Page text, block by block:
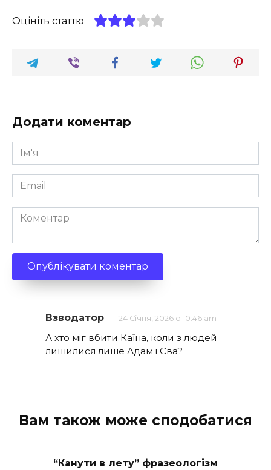
Оцініть статтю
Додати коментар
Ім'я
*
Email
*
Коментар
Взводатор 24 Січня, 2026 о 10:46 am
А хто міг вбити Каїна, коли з людей
лишилися лише Адам і Єва?
Вам також може сподобатися
“Канути в лету” фразеологізм